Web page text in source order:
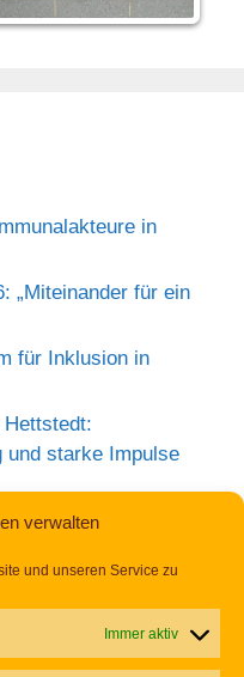
verwalten
und unseren Service zu
Immer aktiv
im Europa-
anmelden und
am 11. März in
„Gemeinsam für
2026
zur Barrierefreiheit